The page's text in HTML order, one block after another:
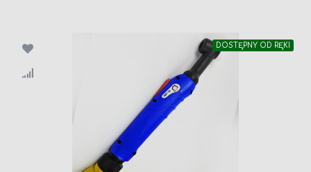
DOSTĘPNY OD RĘKI